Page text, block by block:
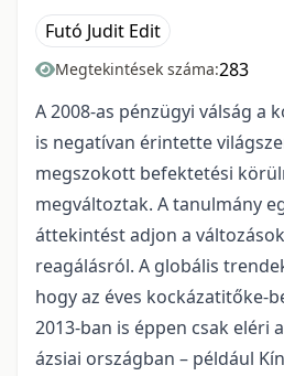
Futó Judit Edit
Megtekintések száma:283
A 2008-as pénzügyi válság a
is negatívan érintette
megszokott befektetési
megváltoztak. A tanulmány
áttekintést adjon a
reagálásról. A globális
hogy az éves kockázatitőke-
2013-ban is éppen csak eléri
ázsiai országban – például